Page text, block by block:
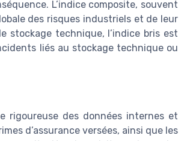
L’indice composite, souvent
des risques industriels et de leur
stockage technique, l’indice bris est
liés au stockage technique ou
rigoureuse des données internes et
d’assurance versées, ainsi que les